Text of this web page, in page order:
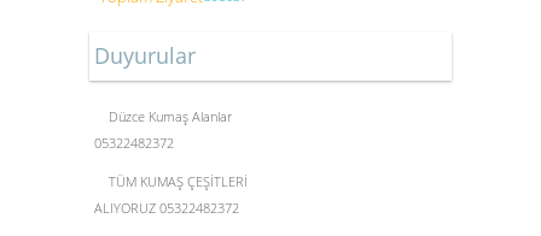
Duyurular
Düzce Kumaş Alanlar
05322482372
TÜM KUMAŞ ÇEŞİTLERİ
ALIYORUZ 05322482372